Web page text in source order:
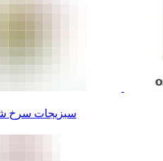
سبزیجات سرخ شده